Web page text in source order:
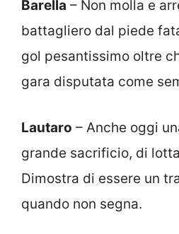
Barella – Non molla e
battagliero dal piede
gol pesantissimo oltre
gara disputata come
Lautaro – Anche oggi
grande sacrificio, di
Dimostra di essere un
quando non segna.